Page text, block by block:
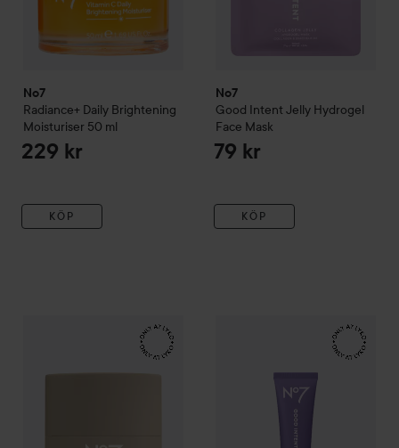
No7
Radiance+ Daily Brightening
Moisturiser 50 ml
229 kr
KÖP
No7
Good Intent Jelly Hydrogel
Face Mask
79 kr
KÖP
Glow Grind Cleansing Balm Glow Guard